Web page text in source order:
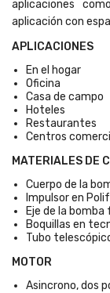
aplicaciones
aplicación con
APLICACIONES
En el hogar
Oficina
Casa de campo
Hoteles
Restaurantes
Centros
MATERIALES DE
Cuerpo de la
Impulsor en
Eje de la
Boquillas en
Tubo
MOTOR
Asincrono, dos